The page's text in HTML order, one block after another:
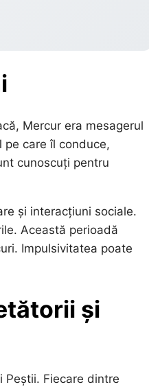
Mercur era mesagerul
pe care îl conduce,
cunoscuți pentru
și interacțiuni sociale.
Această perioadă
Impulsivitatea poate
și
Fiecare dintre